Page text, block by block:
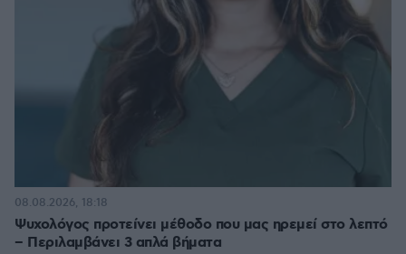
Ψυχολόγος προτείνει μέθοδο που μας ηρεμεί στο λεπτό
– Περιλαμβάνει 3 απλά βήματα
08.08.2026, 18:18